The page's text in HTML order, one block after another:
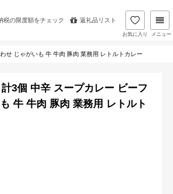
税の限度額をチェック 返礼品リスト
お気に入り メニュー
せ じゃがいも 牛 牛肉 豚肉 業務用 レトルトカレー
3個 中辛 スープカレー ビーフ
牛 牛肉 豚肉 業務用 レトルト